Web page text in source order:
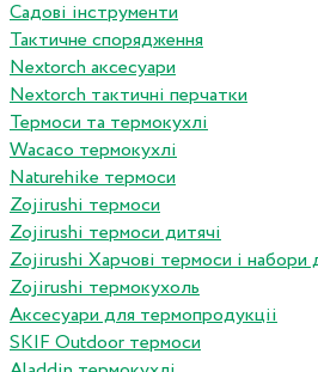
Садові інструменти
Тактичне спорядження
Nextorch аксесуари
Nextorch тактичні перчатки
Термоси та термокухлі
Wacaco термокухлі
Naturehike термоси
Zojirushi термоси
Zojirushi термоси дитячі
Zojirushi Харчові термоси і набори
Zojirushi термокухоль
Аксесуари для термопродукціі
SKIF Outdoor термоси